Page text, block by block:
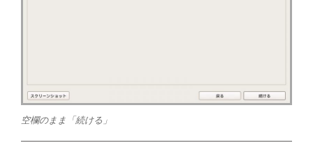
空欄のまま「続ける」